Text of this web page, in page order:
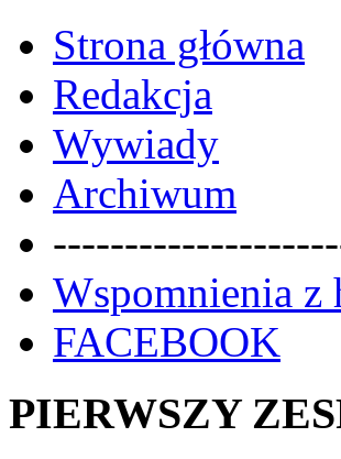
Strona główna
Redakcja
Wywiady
Archiwum
Wspomnienia z
FACEBOOK
PIERWSZY